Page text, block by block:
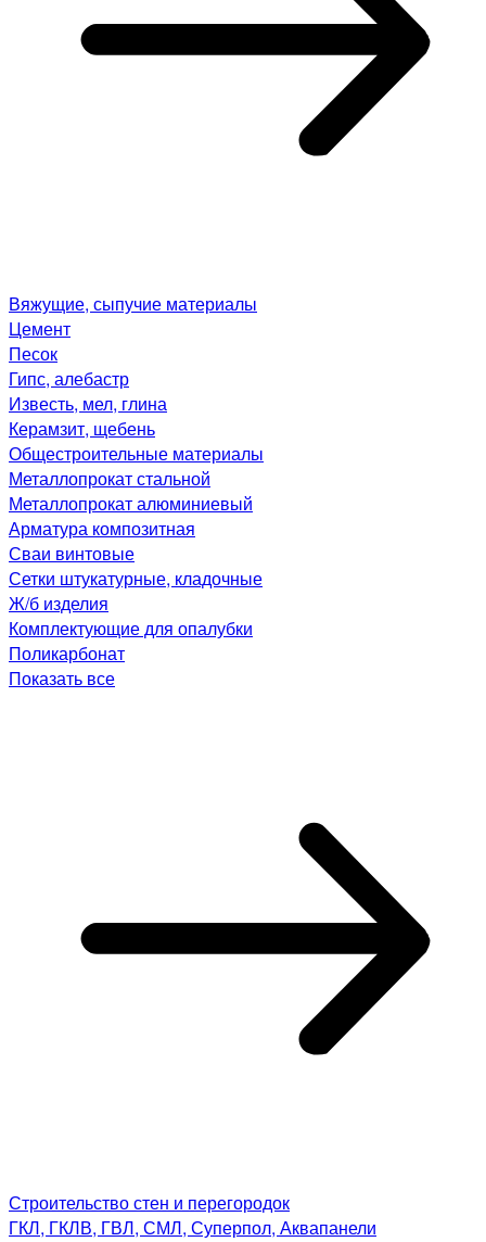
Вяжущие, сыпучие материалы
Цемент
Песок
Гипс, алебастр
Известь, мел, глина
Керамзит, щебень
Общестроительные материалы
Металлопрокат стальной
Металлопрокат алюминиевый
Арматура композитная
Сваи винтовые
Сетки штукатурные, кладочные
Ж/б изделия
Комплектующие для опалубки
Поликарбонат
Показать все
Строительство стен и перегородок
ГКЛ, ГКЛВ, ГВЛ, СМЛ, Суперпол, Аквапанели